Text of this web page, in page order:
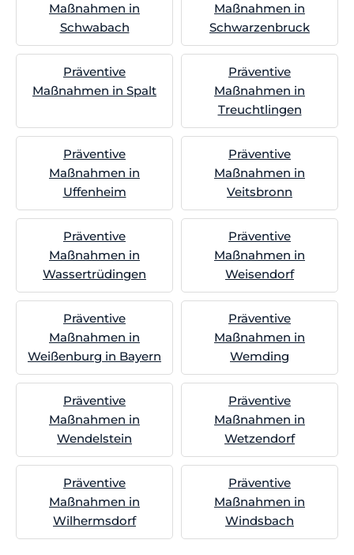
Maßnahmen in
Schwabach
Maßnahmen in
Schwarzenbruck
Präventive
Maßnahmen in Spalt
Präventive
Maßnahmen in
Treuchtlingen
Präventive
Maßnahmen in
Uffenheim
Präventive
Maßnahmen in
Veitsbronn
Präventive
Maßnahmen in
Wassertrüdingen
Präventive
Maßnahmen in
Weisendorf
Präventive
Maßnahmen in
Weißenburg in Bayern
Präventive
Maßnahmen in
Wemding
Präventive
Maßnahmen in
Wendelstein
Präventive
Maßnahmen in
Wetzendorf
Präventive
Maßnahmen in
Wilhermsdorf
Präventive
Maßnahmen in
Windsbach